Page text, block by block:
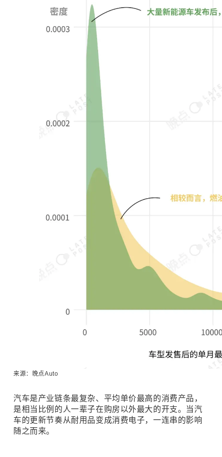
来源： 晚点Auto
汽车是产业链条最复杂、平均单价最高的消费产品，
是相当比例的人一辈子在购房以外最大的开支。当汽
车的更新节奏从耐用品变成消费电子，一连串的影响
随之而来。